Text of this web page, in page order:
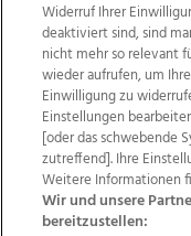
Wir über uns
Datenschutz
AGB Website
Widerruf Ihrer
deaktiviert sind, sind
nicht mehr so relevant
wieder aufrufen, um
Einwilligung zu
Einstellungen
[oder das schwebende
zutreffend]. Ihre
Weitere Informationen
Wir und unsere
bereitzustellen: